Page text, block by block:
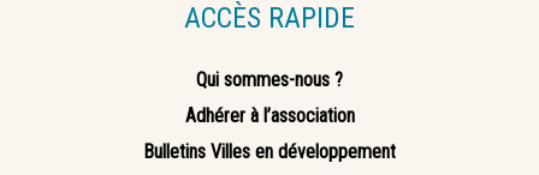
ACCÈS RAPIDE
Qui sommes-nous ?
Adhérer à l’association
Bulletins Villes en développement